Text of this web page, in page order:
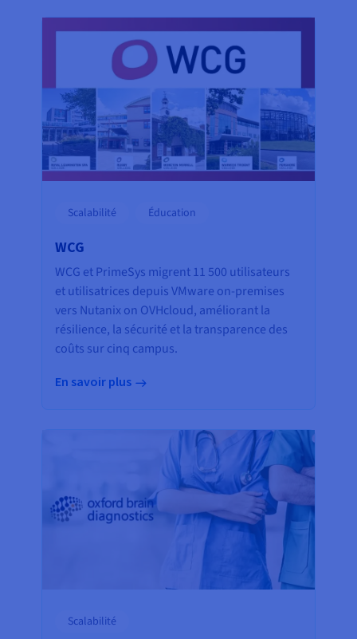
Scalabilité Éducation
WCG
WCG et PrimeSys migrent 11 500 utilisateurs
et utilisatrices depuis VMware on-premises
vers Nutanix on OVHcloud, améliorant la
résilience, la sécurité et la transparence des
coûts sur cinq campus.
En savoir plus
Scalabilité